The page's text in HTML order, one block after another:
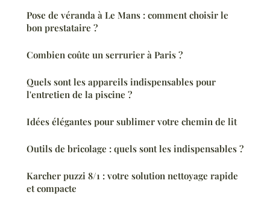
Pose de véranda à Le Mans : comment choisir le
bon prestataire ?
Combien coûte un serrurier à Paris ?
Quels sont les appareils indispensables pour
l'entretien de la piscine ?
Idées élégantes pour sublimer votre chemin de lit
Outils de bricolage : quels sont les indispensables ?
Karcher puzzi 8/1 : votre solution nettoyage rapide
et compacte